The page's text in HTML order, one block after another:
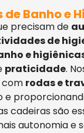
Banho e
precisam de
de
e
praticidade.
com rodas e
e
cadeiras são
autonomia e